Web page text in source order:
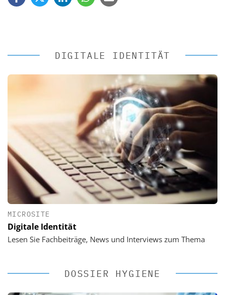
DIGITALE IDENTITÄT
MICROSITE
Digitale Identität
Lesen Sie Fachbeiträge, News und Interviews zum Thema
DOSSIER HYGIENE